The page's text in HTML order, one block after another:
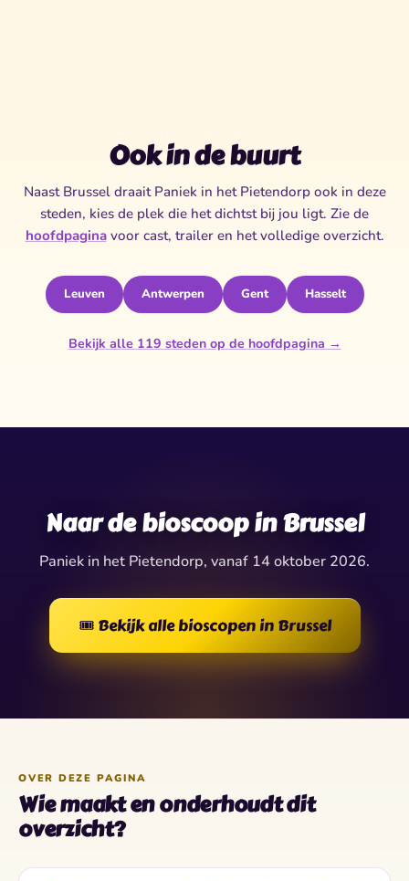
Ook in de buurt
Naast Brussel draait Paniek in het Pietendorp ook in deze
steden, kies de plek die het dichtst bij jou ligt. Zie de
hoofdpaginavoor cast, trailer en het volledige overzicht.
Leuven Antwerpen Gent Hasselt
Bekijk alle 119 steden op de hoofdpagina →
★
✶Naar de bioscoop in Brussel
Paniek in het Pietendorp, vanaf 14 oktober 2026.
🎟️ Bekijk alle bioscopen in Brussel
OVER DEZE PAGINA
Wie maakt en onderhoudt dit
overzicht?